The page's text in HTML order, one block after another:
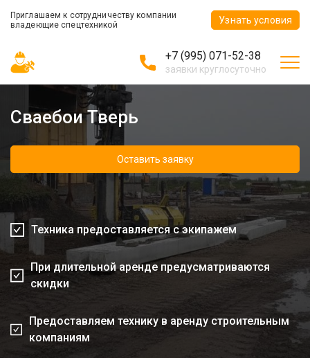
Приглашаем к сотрудничеству компании
владеющие спецтехникой
Узнать условия
+7 (995) 071-52-38
заявки круглосуточно
Сваебои Тверь
Оставить заявку
Техника предоставляется с экипажем
При длительной аренде предусматриваются
скидки
Предоставляем технику в аренду строительным
компаниям